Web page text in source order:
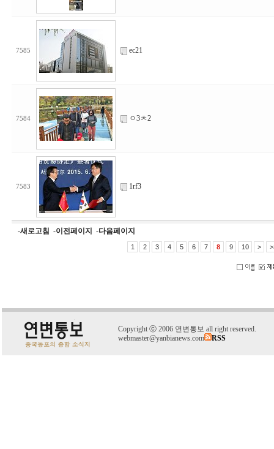
7585 ec21
7584 ㅇ3ㅊ2
7583 1rf3
-새로고침 -이전페이지 -다음페이지
1 2 3 4 5 6 7 8 9 10 >
Copyright ⓒ 2006 연변통보 all right reserved.
webmaster@yanbianews.com
RSS